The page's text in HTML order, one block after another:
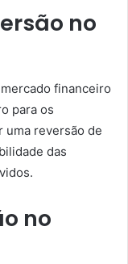
no
financeiro
para os
uma reversão de
das
no